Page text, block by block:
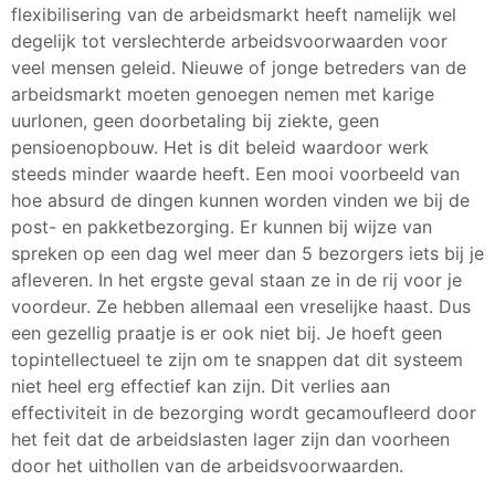
flexibilisering van de arbeidsmarkt heeft namelijk wel
degelijk tot verslechterde arbeidsvoorwaarden voor
veel mensen geleid. Nieuwe of jonge betreders van de
arbeidsmarkt moeten genoegen nemen met karige
uurlonen, geen doorbetaling bij ziekte, geen
pensioenopbouw. Het is dit beleid waardoor werk
steeds minder waarde heeft. Een mooi voorbeeld van
hoe absurd de dingen kunnen worden vinden we bij de
post- en pakketbezorging. Er kunnen bij wijze van
spreken op een dag wel meer dan 5 bezorgers iets bij je
afleveren. In het ergste geval staan ze in de rij voor je
voordeur. Ze hebben allemaal een vreselijke haast. Dus
een gezellig praatje is er ook niet bij. Je hoeft geen
topintellectueel te zijn om te snappen dat dit systeem
niet heel erg effectief kan zijn. Dit verlies aan
effectiviteit in de bezorging wordt gecamoufleerd door
het feit dat de arbeidslasten lager zijn dan voorheen
door het uithollen van de arbeidsvoorwaarden.